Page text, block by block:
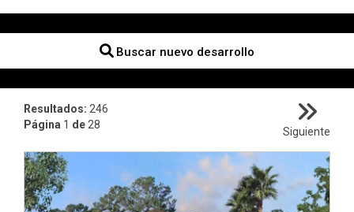
Buscar nuevo desarrollo
Siguiente
Resultados: 246
Página 1 de 28